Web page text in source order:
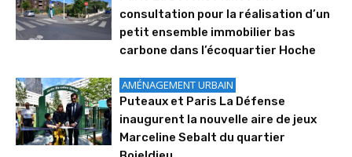
consultation pour la réalisation d’un
petit ensemble immobilier bas
carbone dans l’écoquartier Hoche
AMÉNAGEMENT URBAIN
Puteaux et Paris La Défense
inaugurent la nouvelle aire de jeux
Marceline Sebalt du quartier